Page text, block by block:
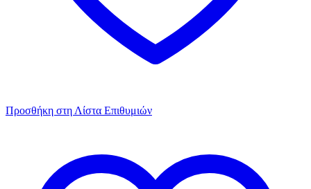
Προσθήκη στη Λίστα Επιθυμιών